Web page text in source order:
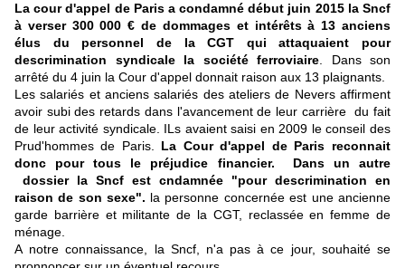
La cour d'appel de Paris a condamné début juin 2015 la Sncf
à verser 300 000 € de dommages et intérêts à 13 anciens
élus du personnel de la CGT qui attaquaient pour
descrimination syndicale la société ferroviaire . Dans son
arrêté du 4 juin la Cour d'appel donnait raison aux 13 plaignants.
Les salariés et anciens salariés des ateliers de Nevers affirment
avoir subi des retards dans l'avancement de leur carrière du fait
de leur activité syndicale. ILs avaient saisi en 2009 le conseil des
Prud'hommes de Paris. La Cour d'appel de Paris reconnait
donc pour tous le préjudice financier. Dans un autre
dossier la Sncf est cndamnée "pour descrimination en
raison de son sexe". la personne concernée est une ancienne
garde barrière et militante de la CGT, reclassée en femme de
ménage.
A notre connaissance, la Sncf, n'a pas à ce jour, souhaité se